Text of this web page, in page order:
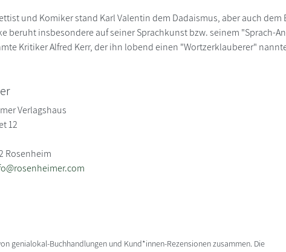
und Komiker stand Karl Valentin dem Dadaismus, aber auch
beruht insbesondere auf seiner Sprachkunst bzw. seinem "Sprach-
Kritiker Alfred Kerr, der ihn lobend einen "Wortzerklauberer"
Verlagshaus
12
Rosenheim
genialokal-Buchhandlungen und Kund*innen-Rezensionen zusammen. Die